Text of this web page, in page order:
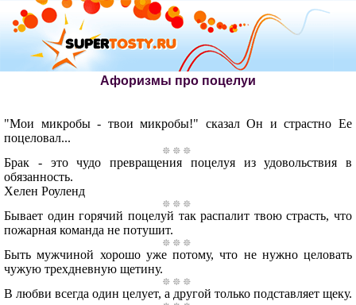
Афоризмы про поцелуи
"Мои микробы - твои микробы!" сказал Он и страстно Ее
поцеловал...
Брак - это чудо превращения поцелуя из удовольствия в
обязанность.
Хелен Роуленд
Бывает один горячий поцелуй так распалит твою страсть, что
пожарная команда не потушит.
Быть мужчиной хорошо уже потому, что не нужно целовать
чужую трехдневную щетину.
В любви всегда один целует, а другой только подставляет щеку.